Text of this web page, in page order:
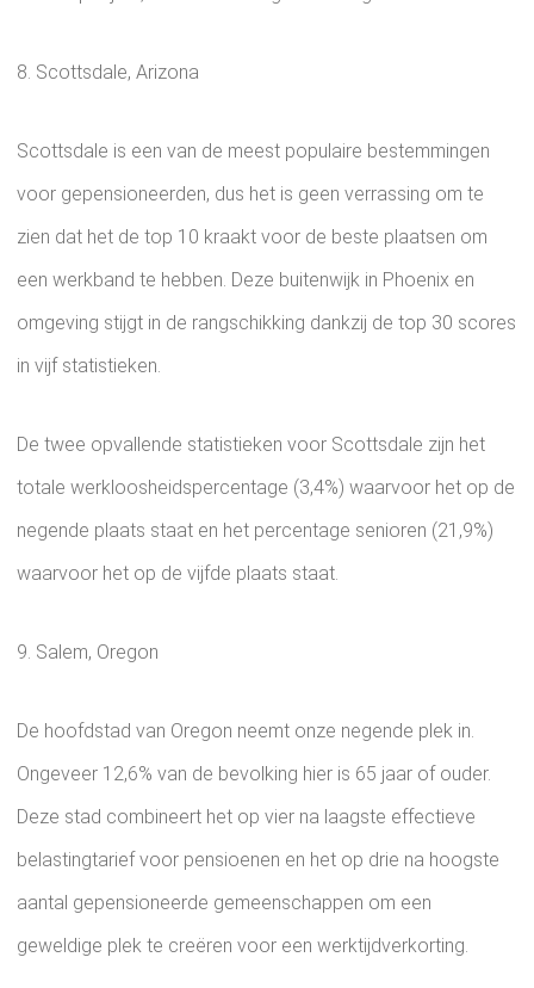
8. Scottsdale, Arizona
Scottsdale is een van de meest populaire bestemmingen
voor gepensioneerden, dus het is geen verrassing om te
zien dat het de top 10 kraakt voor de beste plaatsen om
een ​​werkband te hebben. Deze buitenwijk in Phoenix en
omgeving stijgt in de rangschikking dankzij de top 30 scores
in vijf statistieken.
De twee opvallende statistieken voor Scottsdale zijn het
totale werkloosheidspercentage (3,4%) waarvoor het op de
negende plaats staat en het percentage senioren (21,9%)
waarvoor het op de vijfde plaats staat.
9. Salem, Oregon
De hoofdstad van Oregon neemt onze negende plek in.
Ongeveer 12,6% van de bevolking hier is 65 jaar of ouder.
Deze stad combineert het op vier na laagste effectieve
belastingtarief voor pensioenen en het op drie na hoogste
aantal gepensioneerde gemeenschappen om een ​​
geweldige plek te creëren voor een werktijdverkorting.